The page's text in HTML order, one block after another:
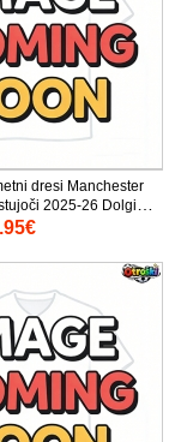
dresi Manchester
2025-26 Dolgi
hlače)